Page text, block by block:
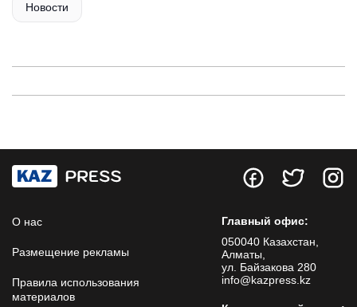
Новости
О нас
Размещение рекламы
Правила использования
материалов
Главный офис:
050040 Казахстан,
Алматы,
ул. Байзакова 280
info@kazpress.kz